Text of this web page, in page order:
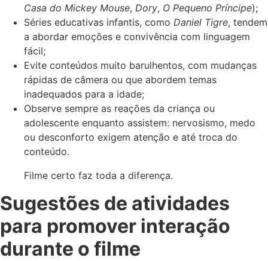
Casa do Mickey Mouse, Dory, O Pequeno Príncipe);
Séries educativas infantis, como Daniel Tigre, tendem
a abordar emoções e convivência com linguagem
fácil;
Evite conteúdos muito barulhentos, com mudanças
rápidas de câmera ou que abordem temas
inadequados para a idade;
Observe sempre as reações da criança ou
adolescente enquanto assistem: nervosismo, medo
ou desconforto exigem atenção e até troca do
conteúdo.
Filme certo faz toda a diferença.
Sugestões de atividades
para promover interação
durante o filme